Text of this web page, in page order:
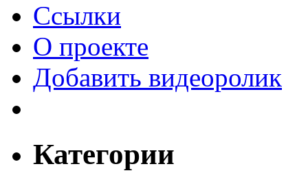
Ссылки
О проекте
Добавить видеоролик
Категории